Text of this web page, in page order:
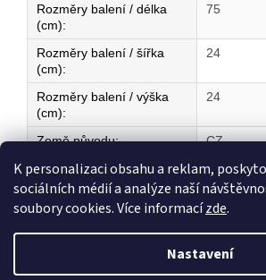
K personalizaci obsahu a reklam,
sociálních médií a analýze naší
soubory cookies. Více informacízde.
Nastavení
Rozměry balení / délka
(cm):
75
Rozměry balení / šířka
(cm):
24
Rozměry balení / výška
(cm):
24
Země původu: CZ